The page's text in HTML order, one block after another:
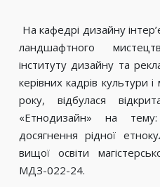
На кафедрі дизайну
ландшафтного
інституту дизайну та
керівних кадрів культури
року, відбулася
«Етнодизайн» на
досягнення рідної
вищої освіти
МДЗ-022-24.